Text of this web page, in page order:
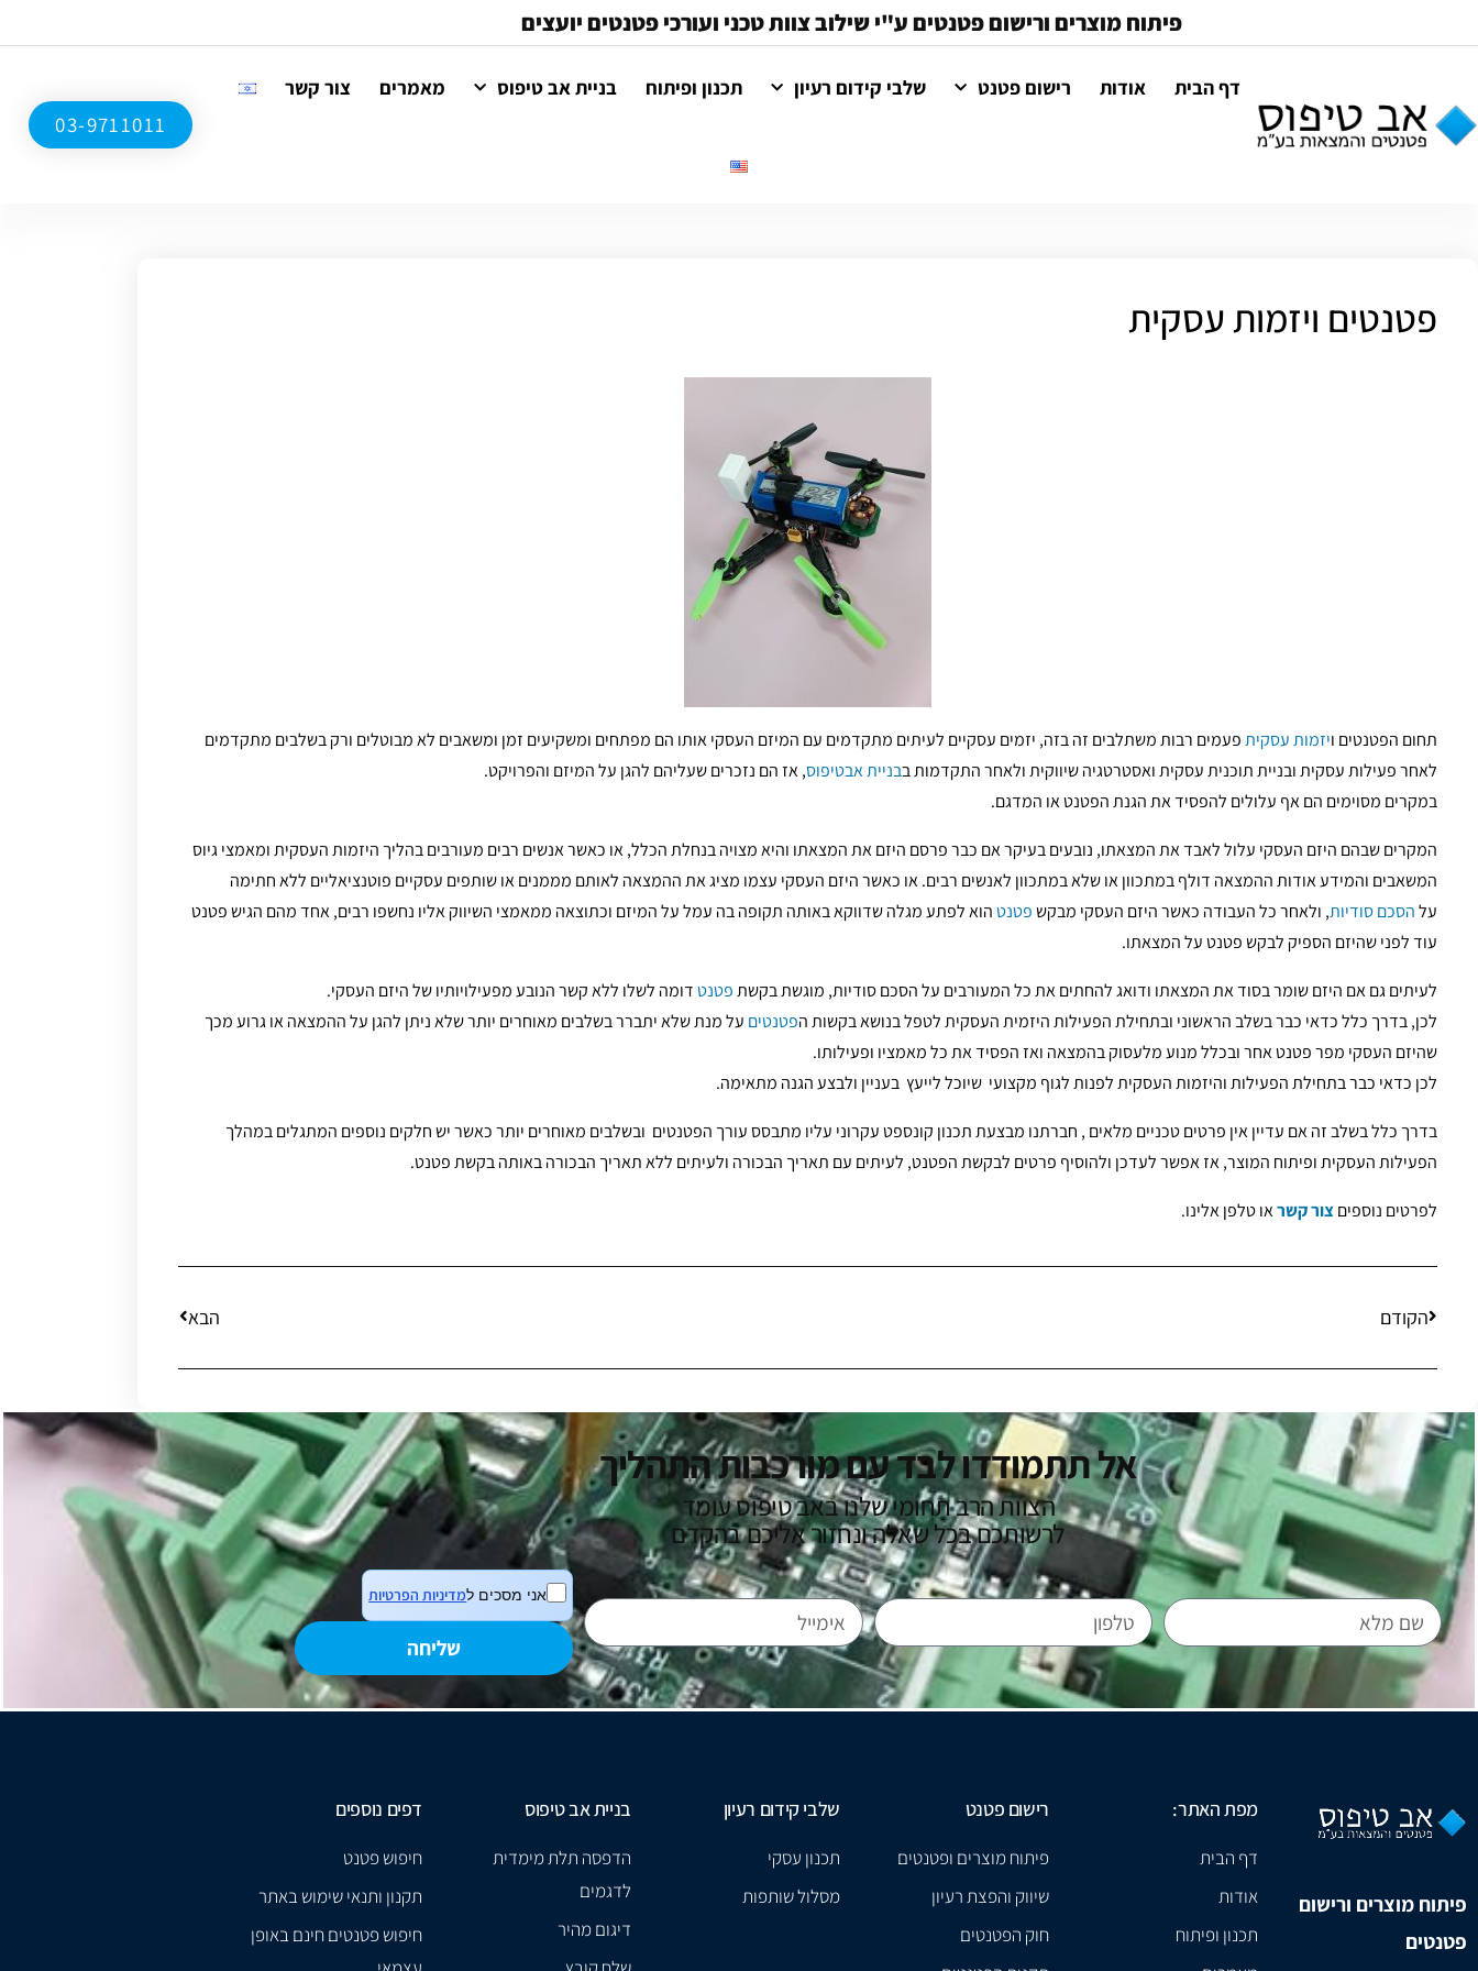
פיתוח מוצרים ורישום פטנטים ע"י שילוב צוות טכני ועורכי פטנטים יועצים
דף הבית אודות רישום פטנט שלבי קידום רעיון תכנון ופיתוח בניית אב טיפוס מאמרים צור קשר
03-9711011
פטנטים ויזמות עסקית
תחום הפטנטים ויזמות עסקיתפעמים רבות משתלבים זה בזה, יזמים עסקיים לעיתים מתקדמים עם המיזם העסקי אותו הם מפתחים ומשקיעים זמן ומשאבים לא מבוטלים ורק בשלבים מתקדמים
לאחר פעילות עסקית ובניית תוכנית עסקית ואסטרטגיה שיווקית ולאחר התקדמות בבניית אבטיפוס, אז הם נזכרים שעליהם להגן על המיזם והפרויקט.
במקרים מסוימים הם אף עלולים להפסיד את הגנת הפטנט או המדגם.
המקרים שבהם היזם העסקי עלול לאבד את המצאתו, נובעים בעיקר אם כבר פרסם היזם את המצאתו והיא מצויה בנחלת הכלל, או כאשר אנשים רבים מעורבים בהליך היזמות העסקית ומאמצי גיוס
המשאבים והמידע אודות ההמצאה דולף במתכוון או שלא במתכוון לאנשים רבים. או כאשר היזם העסקי עצמו מציג את ההמצאה לאותם מממנים או שותפים עסקיים פוטנציאליים ללא חתימה
עלהסכם סודיות, ולאחר כל העבודה כאשר היזם העסקי מבקשפטנטהוא לפתע מגלה שדווקא באותה תקופה בה עמל על המיזם וכתוצאה ממאמצי השיווק אליו נחשפו רבים, אחד מהם הגיש פטנט
עוד לפני שהיזם הספיק לבקש פטנט על המצאתו.
לעיתים גם אם היזם שומר בסוד את המצאתו ודואג להחתים את כל המעורבים על הסכם סודיות, מוגשת בקשתפטנטדומה לשלו ללא קשר הנובע מפעילויותיו של היזם העסקי.
לכן, בדרך כלל כדאי כבר בשלב הראשוני ובתחילת הפעילות היזמית העסקית לטפל בנושא בקשות הפטנטים על מנת שלא יתברר בשלבים מאוחרים יותר שלא ניתן להגן על ההמצאה או גרוע מכך
שהיזם העסקי מפר פטנט אחר ובכלל מנוע מלעסוק בהמצאה ואז הפסיד את כל מאמציו ופעילותו.
לכן כדאי כבר בתחילת הפעילות והיזמות העסקית לפנות לגוף מקצועי שיוכל לייעץ בעניין ולבצע הגנה מתאימה.
בדרך כלל בשלב זה אם עדיין אין פרטים טכניים מלאים , חברתנו מבצעת תכנון קונספט עקרוני עליו מתבסס עורך הפטנטים ובשלבים מאוחרים יותר כאשר יש חלקים נוספים המתגלים במהלך
הפעילות העסקית ופיתוח המוצר, אז אפשר לעדכן ולהוסיף פרטים לבקשת הפטנט, לעיתים עם תאריך הבכורה ולעיתים ללא תאריך הבכורה באותה בקשת פטנט.
לפרטים נוספיםצור קשראו טלפן אלינו.
הקודם הבא
אל תתמודדו לבד עם מורכבות התהליך
הצוות הרב תחומי שלנו באב טיפוס עומד
לרשותכם בכל שאלה ונחזור אליכם בהקדם
אני מסכים למדיניות הפרטיות
שליחה
פיתוח מוצרים ורישום
פטנטים
מפת האתר:
דף הבית
אודות
תכנון ופיתוח
רישום פטנט
פיתוח מוצרים ופטנטים
שיווק והפצת רעיון
חוק הפטנטים
שלבי קידום רעיון
תכנון עסקי
מסלול שותפות
בניית אב טיפוס
הדפסה תלת מימדית
לדגמים
דיגום מהיר
דפים נוספים
חיפוש פטנט
תקנון ותנאי שימוש באתר
חיפוש פטנטים חינם באופן